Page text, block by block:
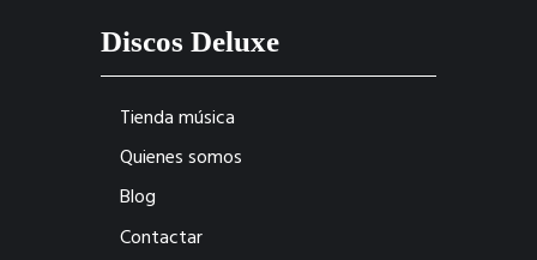
Discos Deluxe
Tienda música
Quienes somos
Blog
Contactar